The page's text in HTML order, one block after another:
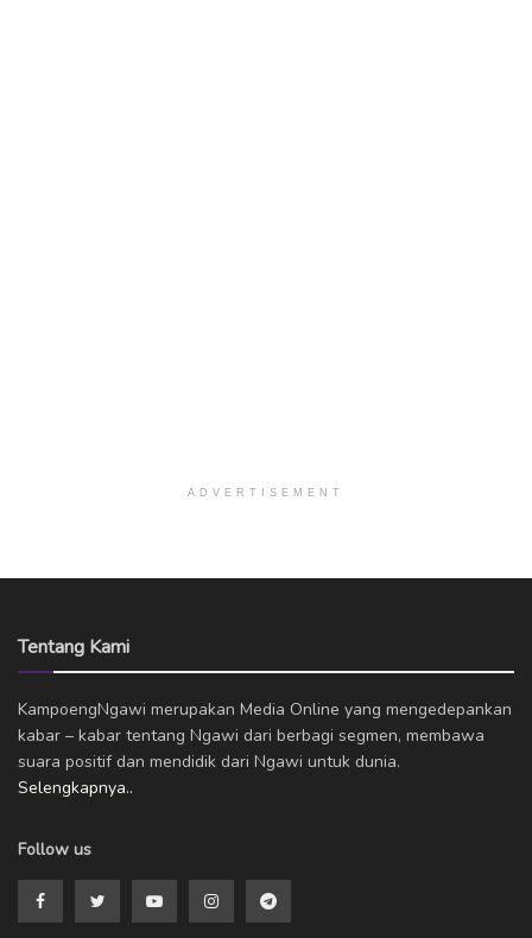
ADVERTISEMENT
Tentang Kami
KampoengNgawi merupakan Media Online yang mengedepankan
kabar – kabar tentang Ngawi dari berbagi segmen, membawa
suara positif dan mendidik dari Ngawi untuk dunia.
Selengkapnya..
Follow us